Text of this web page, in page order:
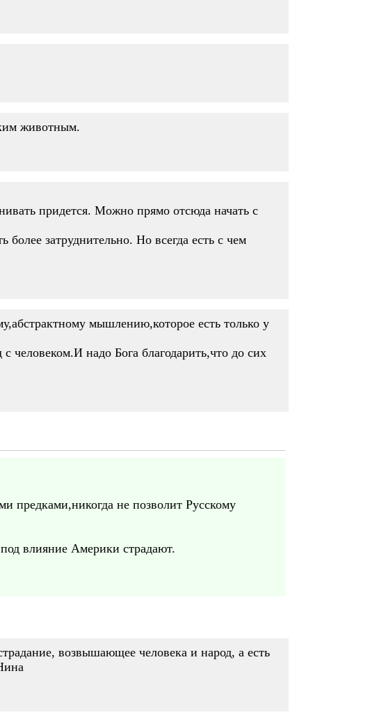
животным.
придется. Можно прямо отсюда начать с
затруднительно. Но всегда есть с чем
мышлению,которое есть только у
человеком.И надо Бога благодарить,что до сих
предками,никогда не позволит Русскому
влияние Америки страдают.
возвышающее человека и народ, а есть